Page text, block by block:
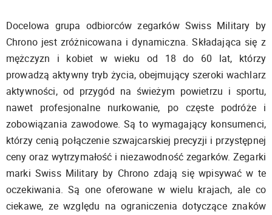
Docelowa grupa odbiorców zegarków Swiss Military by
Chrono jest zróżnicowana i dynamiczna. Składająca się z
mężczyzn i kobiet w wieku od 18 do 60 lat, którzy
prowadzą aktywny tryb życia, obejmujący szeroki wachlarz
aktywności, od przygód na świeżym powietrzu i sportu,
nawet profesjonalne nurkowanie, po częste podróże i
zobowiązania zawodowe. Są to wymagający konsumenci,
którzy cenią połączenie szwajcarskiej precyzji i przystępnej
ceny oraz wytrzymałość i niezawodność zegarków. Zegarki
marki Swiss Military by Chrono zdają się wpisywać w te
oczekiwania. Są one oferowane w wielu krajach, ale co
ciekawe, ze względu na ograniczenia dotyczące znaków